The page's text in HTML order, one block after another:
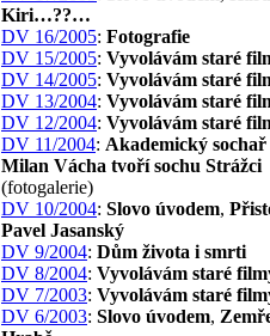
Kiri…??…
DV 16/2005: Fotografie
DV 15/2005: Vyvolávám staré
DV 14/2005: Vyvolávám staré
DV 13/2004: Vyvolávám staré
DV 12/2004: Vyvolávám staré
DV 11/2004: Akademický sochař
Milan Vácha tvoří sochu Strážci
(fotogalerie)
DV 10/2004: Slovo úvodem,
Pavel Jasanský
DV 9/2004: Dům života i smrti
DV 8/2004: Vyvolávám staré
DV 7/2003: Vyvolávám staré
DV 6/2003: Slovo úvodem,